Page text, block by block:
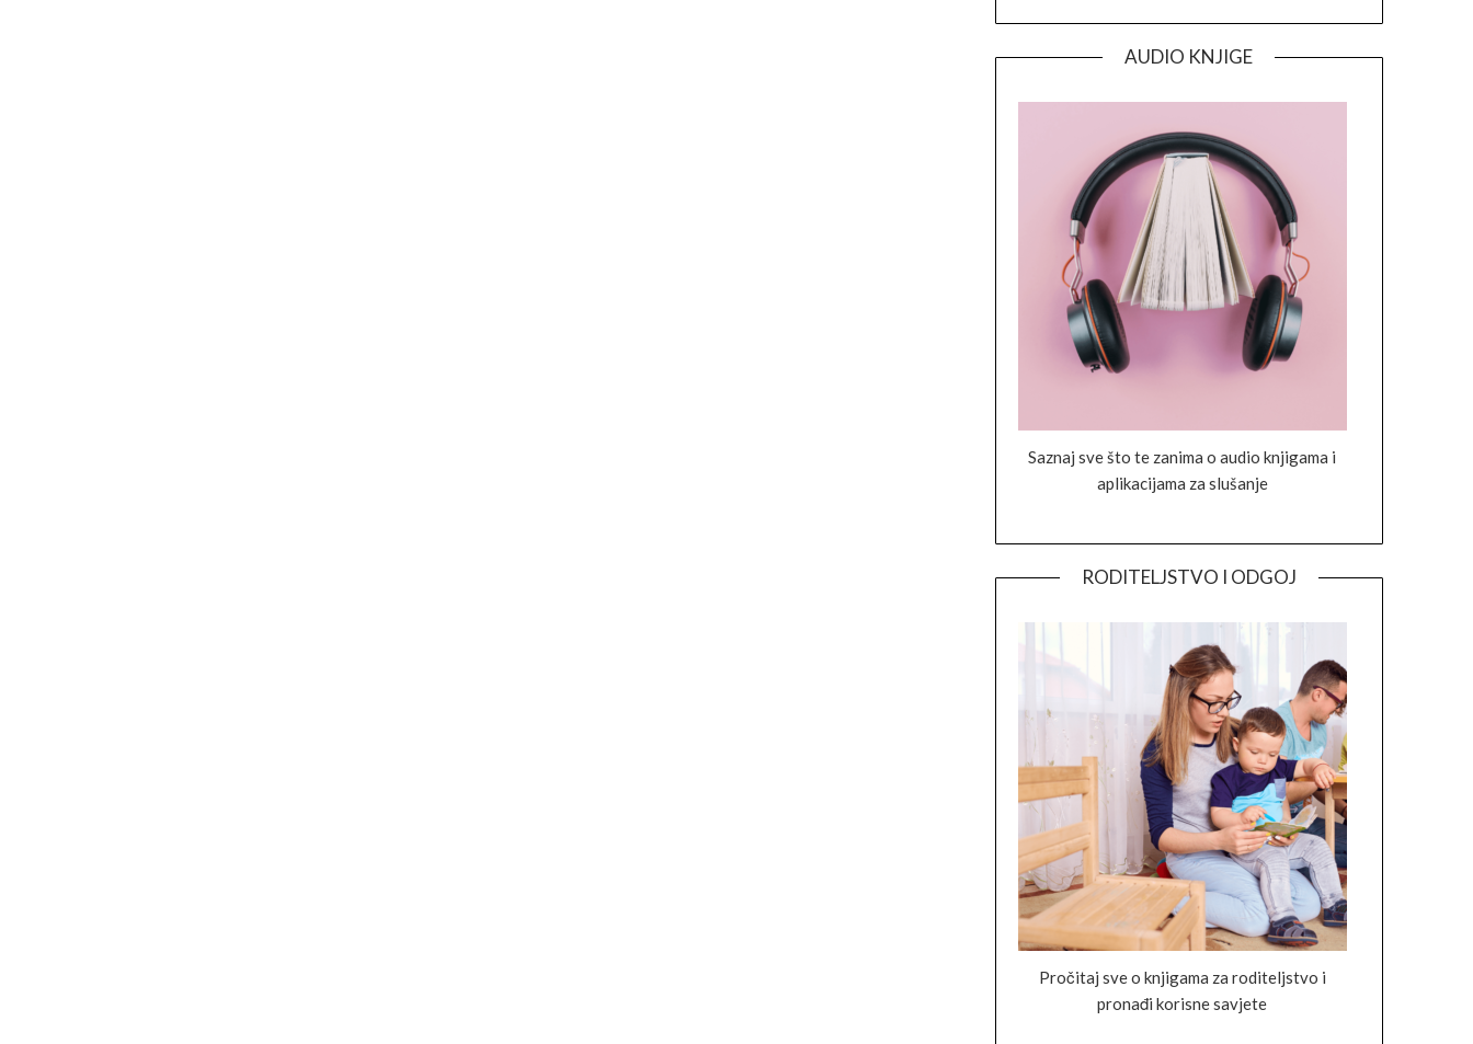
AUDIO KNJIGE
Saznaj sve što te zanima o audio knjigama i
aplikacijama za slušanje
RODITELJSTVO I ODGOJ
Pročitaj sve o knjigama za roditeljstvo i
pronađi korisne savjete